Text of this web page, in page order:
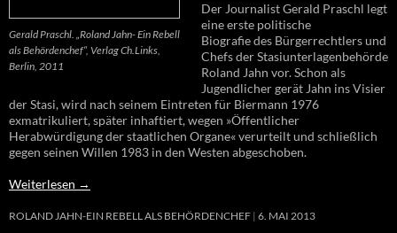
Gerald Praschl. „Roland Jahn- Ein Rebell
als Behördenchef“, Verlag Ch.Links,
Berlin, 2011
Der Journalist Gerald Praschl legt
eine erste politische
Biografie des Bürgerrechtlers und
Chefs der Stasiunterlagenbehörde
Roland Jahn vor. Schon als
Jugendlicher gerät Jahn ins Visier
der Stasi, wird nach seinem Eintreten für Biermann 1976
exmatrikuliert, später inhaftiert, wegen »Öffentlicher
Herabwürdigung der staatlichen Organe« verurteilt und schließlich
gegen seinen Willen 1983 in den Westen abgeschoben.
Weiterlesen →
ROLAND JAHN-EIN REBELL ALS BEHÖRDENCHEF 6. MAI 2013